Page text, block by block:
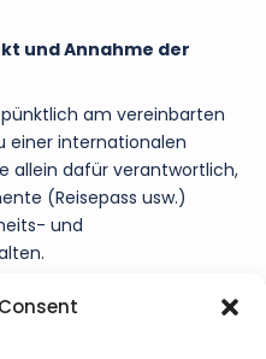
und Annahme der
am vereinbarten
einer internationalen
allein dafür verantwortlich,
(Reisepass usw.)
und